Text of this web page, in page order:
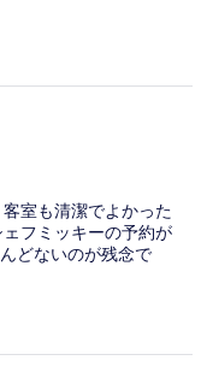
室も清潔でよかった
フミッキーの予約が
どないのが残念で